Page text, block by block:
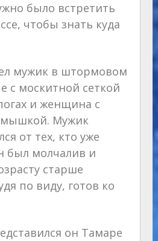
было встретить
чтобы знать куда
мужик в штормовом
с москитной сеткой
и женщина с
Мужик
от тех, кто уже
был молчалив и
старше
по виду, готов ко
он Тамаре